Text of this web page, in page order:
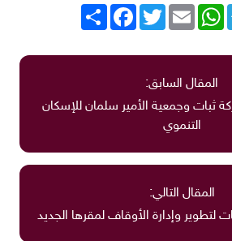
انشر
FacebookTwitterEmail
WhatsApp
المقال السابق:
ثبات وجمعية الأمير سلمان للإسكان
التنموي
المقال التالي:
لتطوير وإدارة الأوقاف لمقرها الجديد